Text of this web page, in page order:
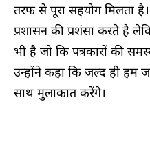
तरफ से पूरा सहयोग मिलता
प्रशासन की प्रशंसा करते है
भी है जो कि पत्रकारों की
उन्होंने कहा कि जल्द ही हम
साथ मुलाकात करेंगे।